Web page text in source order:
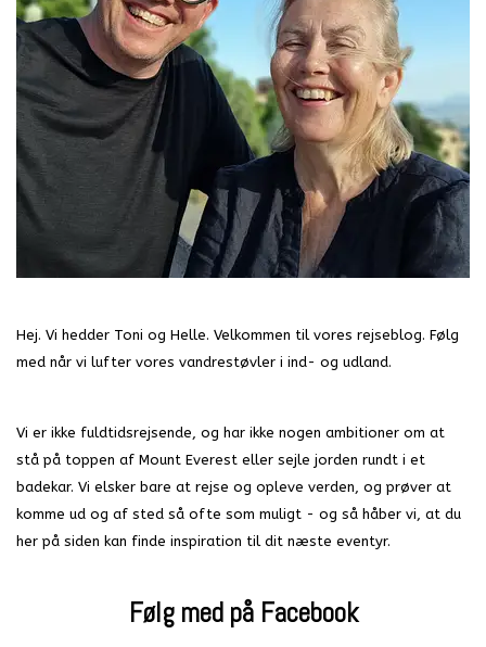
Hej. Vi hedder Toni og Helle. Velkommen til vores rejseblog. Følg
med når vi lufter vores vandrestøvler i ind- og udland.
Vi er ikke fuldtidsrejsende, og har ikke nogen ambitioner om at
stå på toppen af Mount Everest eller sejle jorden rundt i et
badekar. Vi elsker bare at rejse og opleve verden, og prøver at
komme ud og af sted så ofte som muligt - og så håber vi, at du
her på siden kan finde inspiration til dit næste eventyr.
Følg med på Facebook